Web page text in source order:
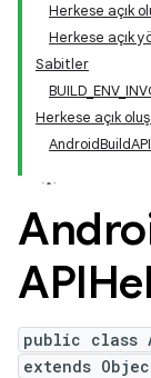
Herkese açık
Herkese açık
Sabitler
Herkese açık
public class
extends